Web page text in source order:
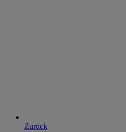
Zurück